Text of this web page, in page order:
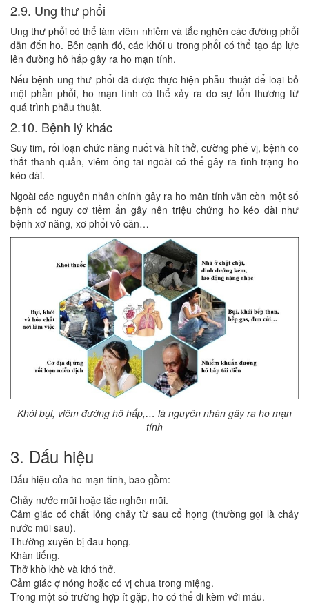
2.9. Ung thư phổi
Ung thư phổi có thể làm viêm nhiễm và tắc nghẽn các đường phổi
dẫn đến ho. Bên cạnh đó, các khối u trong phổi có thể tạo áp lực
lên đường hô hấp gây ra ho mạn tính.
Nếu bệnh ung thư phổi đã được thực hiện phẫu thuật để loại bỏ
một phần phổi, ho mạn tính có thể xảy ra do sự tổn thương từ
quá trình phẫu thuật.
2.10. Bệnh lý khác
Suy tim, rối loạn chức năng nuốt và hít thở, cường phế vị, bệnh co
thắt thanh quản, viêm ống tai ngoài có thể gây ra tình trạng ho
kéo dài.
Ngoài các nguyên nhân chính gây ra ho mãn tính vẫn còn một số
bệnh có nguy cơ tiềm ẩn gây nên triệu chứng ho kéo dài như
bệnh xơ năng, xơ phổi vô căn…
Khói bụi, viêm đường hô hấp,… là nguyên nhân gây ra ho mạn
tính
3. Dấu hiệu
Dấu hiệu của ho mạn tính, bao gồm:
Chảy nước mũi hoặc tắc nghẽn mũi.
Cảm giác có chất lỏng chảy từ sau cổ họng (thường gọi là chảy
nước mũi sau).
Thường xuyên bị đau họng.
Khàn tiếng.
Thở khò khè và khó thở.
Cảm giác ợ nóng hoặc có vị chua trong miệng.
Trong một số trường hợp ít gặp, ho có thể đi kèm với máu.